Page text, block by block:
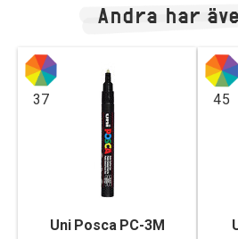
Andra har
37
Uni Posca PC-3M
45